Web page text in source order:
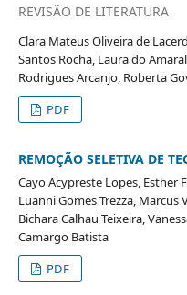
REVISÃO DE LITERATURA
Clara Mateus Oliveira de
Santos Rocha, Laura do
Rodrigues Arcanjo, Roberta
PDF
REMOÇÃO SELETIVA DE
Cayo Acypreste Lopes, Esther
Luanni Gomes Trezza,
Bichara Calhau Teixeira,
Camargo Batista
PDF